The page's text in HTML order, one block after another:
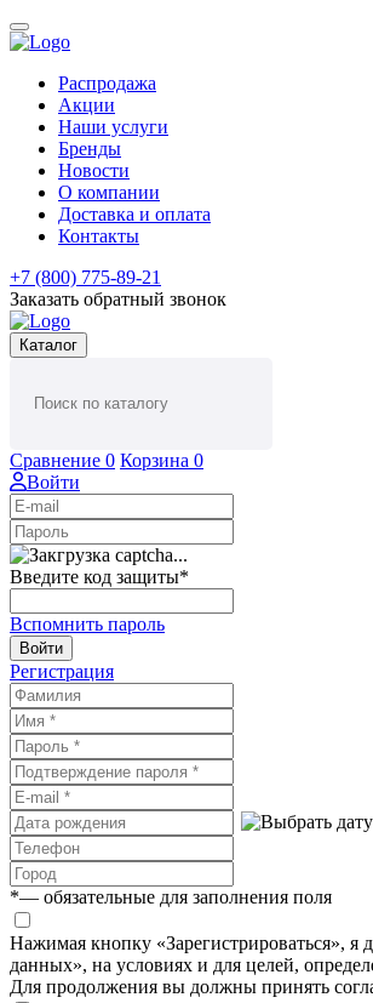
Распродажа
Акции
Наши услуги
Бренды
Новости
О компании
Доставка и оплата
Контакты
+7 (800) 775-89-21
Заказать обратный звонок
Каталог
Сравнение 0 Корзина 0
Войти
Введите код защиты*
Вспомнить пароль
Войти
Регистрация
*— обязательные для заполнения поля
Нажимая кнопку «Зарегистрироваться»,
данных», на условиях и для целей,
Для продолжения вы должны принять